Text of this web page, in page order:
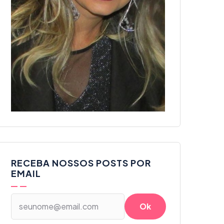
RECEBA NOSSOS POSTS POR
EMAIL